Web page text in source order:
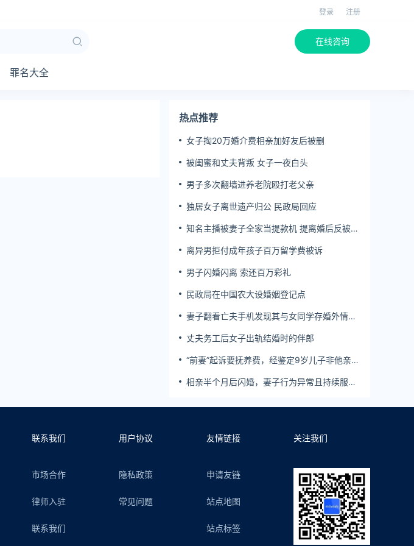
登录 注册
在线咨询
罪名大全
热点推荐
女子掏20万婚介费相亲加好友后被删
被闺蜜和丈夫背叛 女子一夜白头
男子多次翻墙进养老院殴打老父亲
独居女子离世遗产归公 民政局回应
知名主播被妻子全家当提款机 提离婚后反被对
离异男拒付成年孩子百万留学费被诉
男子闪婚闪离 索还百万彩礼
民政局在中国农大设婚姻登记点
妻子翻看亡夫手机发现其与女同学存婚外情，
丈夫务工后女子出轨结婚时的伴郎
“前妻”起诉要抚养费，经鉴定9岁儿子非他亲
相亲半个月后闪婚，妻子行为异常且持续服
病，撤销两人婚姻关系
联系我们
市场合作
律师入驻
联系我们
用户协议
隐私政策
常见问题
友情链接
申请友链
站点地图
站点标签
关注我们